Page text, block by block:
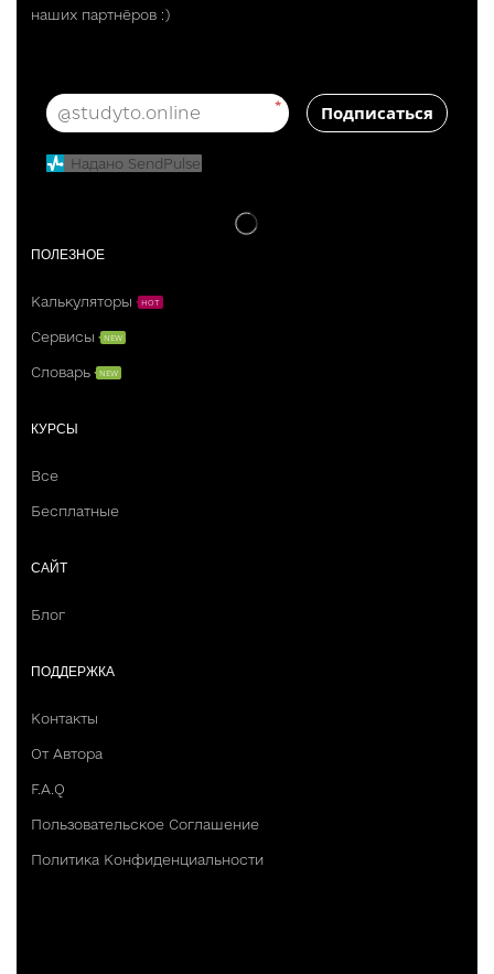
ПОДДЕРЖКА
Контакты
От Автора
F.A.Q
Пользовательское Соглашение
Политика Конфиденциальности
САЙТ
Блог
КУРСЫ
Все
Бесплатные
ПОЛЕЗНОЕ
Калькуляторы HOT
Сервисы NEW
Словарь NEW
наших партнёров :)
* Подписаться
Надано SendPulse